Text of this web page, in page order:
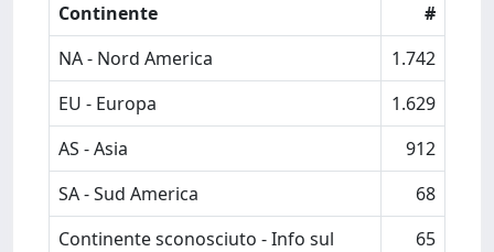
Continente
#
NA - Nord America
1.742
EU - Europa
1.629
AS - Asia
912
SA - Sud America
68
Continente sconosciuto - Info sul
65